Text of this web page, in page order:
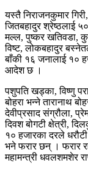
यस्तै निराजनकुमार
जितबहादुर श्रेष्ठलाई
मल्ल, पुष्कर खतिवडा,
विष्ट, लोकबहादुर
बाँकी १६ जनालाई १०
आदेश छ ।
पशुपति खड्का, विष्णु
बोहरा भन्ने तारानाथ
देवीप्रसाद संग्रौला,
दिवश बोगटी क्षेत्री,
१० हजारका दरले धरौटी
भने फरार छन् । फरार
महामन्त्री धवलशमशेर